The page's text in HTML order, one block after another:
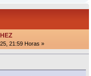
21:59 Horas »